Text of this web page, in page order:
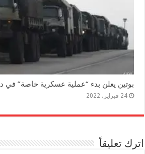
بوتين يعلن بدء “عملية عسكرية خاصة” في
24 فبراير، 2022
اترك تعليقاً